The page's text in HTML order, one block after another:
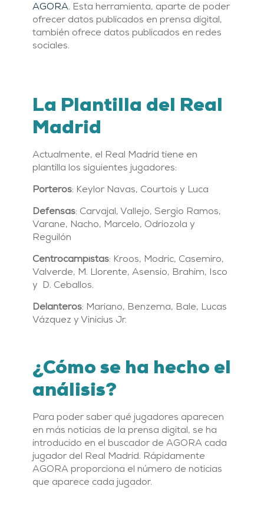
AGORA. Esta herramienta, aparte de poder
ofrecer datos publicados en prensa digital,
también ofrece datos publicados en redes
sociales.
La Plantilla del Real
Madrid
Actualmente, el Real Madrid tiene en
plantilla los siguientes jugadores:
Porteros: Keylor Navas, Courtois y Luca
Defensas: Carvajal, Vallejo, Sergio Ramos,
Varane, Nacho, Marcelo, Odriozola y
Reguilón
Centrocampistas: Kroos, Modric, Casemiro,
Valverde, M. Llorente, Asensio, Brahim, Isco
y D. Ceballos.
Delanteros: Mariano, Benzema, Bale, Lucas
Vázquez y Vinicius Jr.
¿Cómo se ha hecho el
análisis?
Para poder saber qué jugadores aparecen
en más noticias de la prensa digital, se ha
introducido en el buscador de AGORA cada
jugador del Real Madrid. Rápidamente
AGORA proporciona el número de noticias
que aparece cada jugador.